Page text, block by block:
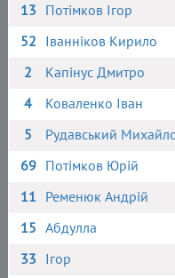
13 Потімков Ігор
52 Іванніков Кирило
2
Капінус Дмитро
4
Коваленко Іван
5
Рудавський
69 Потімков Юрій
11 Ременюк Андрій
15 Абдулла
33 Ігор